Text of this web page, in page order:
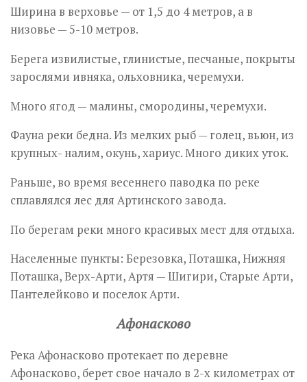
Ширина в верховье — от 1,5 до 4 метров, а в
низовье — 5-10 метров.
Берега извилистые, глинистые, песчаные, покрыты
зарослями ивняка, ольховника, черемухи.
Много ягод — малины, смородины, черемухи.
Фауна реки бедна. Из мелких рыб — голец, вьюн, из
крупных- налим, окунь, хариус. Много диких уток.
Раньше, во время весеннего паводка по реке
сплавлялся лес для Артинского завода.
По берегам реки много красивых мест для отдыха.
Населенные пункты: Березовка, Поташка, Нижняя
Поташка, Верх-Арти, Артя — Шигири, Старые Арти,
Пантелейково и поселок Арти.
Афонасково
Река Афонасково протекает по деревне
Афонасково, берет свое начало в 2-х километрах от